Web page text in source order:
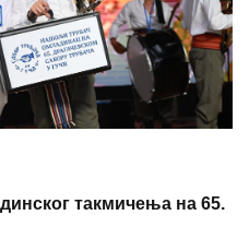
такмичења на 65.